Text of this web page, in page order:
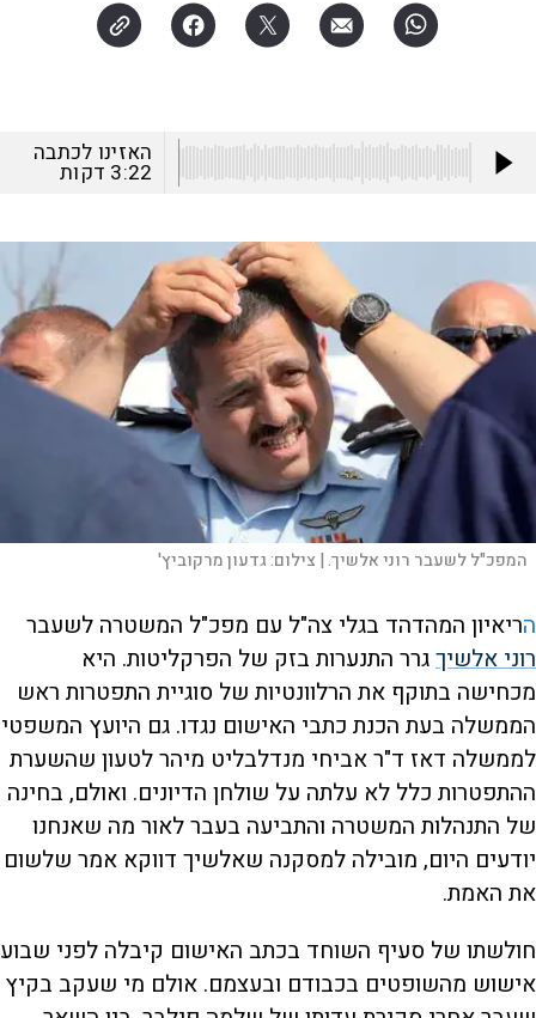
האזינו לכתבה
3:22 דקות
המפכ"ל לשעבר רוני אלשיך. | צילום:גדעון מרקוביץ'
הריאיון המהדהד בגלי צה"ל עם מפכ"ל המשטרה לשעבר
רוני אלשיךגרר התנערות בזק של הפרקליטות. היא
מכחישה בתוקף את הרלוונטיות של סוגיית התפטרות ראש
הממשלה בעת הכנת כתבי האישום נגדו. גם היועץ המשפטי
לממשלה דאז ד"ר אביחי מנדלבליט מיהר לטעון שהשערת
ההתפטרות כלל לא עלתה על שולחן הדיונים. ואולם, בחינה
של התנהלות המשטרה והתביעה בעבר לאור מה שאנחנו
יודעים היום, מובילה למסקנה שאלשיך דווקא אמר שלשום
את האמת.
חולשתו של סעיף השוחד בכתב האישום קיבלה לפני שבוע
אישוש מהשופטים בכבודם ובעצמם. אולם מי שעקב בקיץ